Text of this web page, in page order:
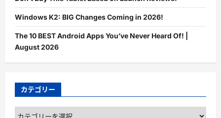
Windows K2: BIG Changes Coming in 2026!
The 10 BEST Android Apps You’ve Never Heard Of! |
August 2026
カテゴリー
カ